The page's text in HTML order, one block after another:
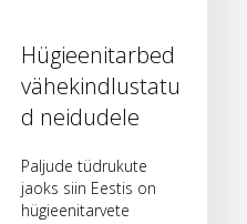
Hügieenitarbed
vähekindlustatu
d neidudele
Paljude tüdrukute
jaoks siin Eestis on
hügieenitarvete